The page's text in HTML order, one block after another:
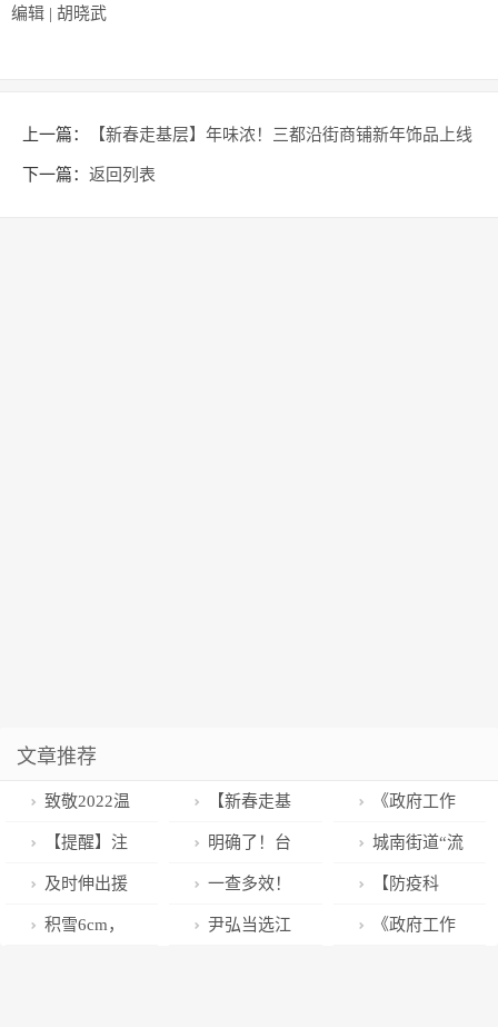
编辑 | 胡晓武
上一篇： 【新春走基层】年味浓！三都沿街商铺新年饰品上线
下一篇： 返回列表
文章推荐
致敬2022温
州公安“群英
谱”！
【新春走基
层】年味浓！
三都沿街商铺
新年饰品上线
《政府工作
报告》高频词
⑦｜生态
【提醒】注
意！春节期
间，武汉部分
明确了！台
州各地参军入
伍优待政策
城南街道“流
动超市”进社
区，居民“家门
及时伸出援
手！邻里互助
一查多效！
昌平区城管执
【防疫科
普】农村过大
积雪6cm， 尹弘当选江 《政府工作